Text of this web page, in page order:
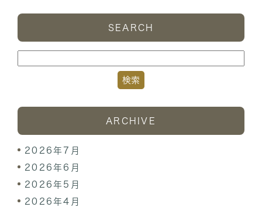
SEARCH
ARCHIVE
2026年7月
2026年6月
2026年5月
2026年4月